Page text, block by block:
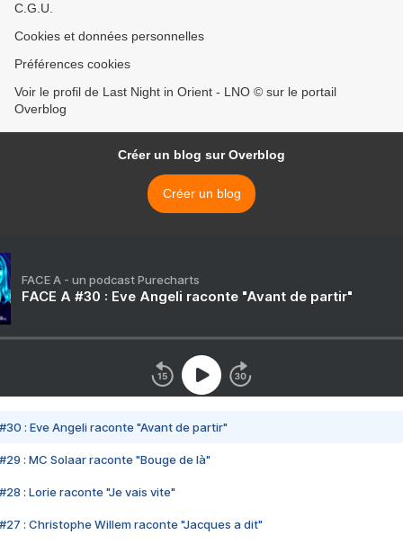
C.G.U.
Cookies et données personnelles
Préférences cookies
Voir le profil de Last Night in Orient - LNO © sur le portail
Overblog
Créer un blog sur Overblog
Créer un blog
FACE A - un podcast Purecharts
FACE A #30 : Eve Angeli raconte "Avant de partir"
#30 : Eve Angeli raconte "Avant de partir"
#29 : MC Solaar raconte "Bouge de là"
#28 : Lorie raconte "Je vais vite"
#27 : Christophe Willem raconte "Jacques a dit"